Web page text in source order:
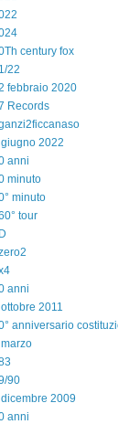
century fox
22
febbraio 2020
Records
2022
anni
minuto
minuto
tour
anni
2011
anniversario
90
2009
anni